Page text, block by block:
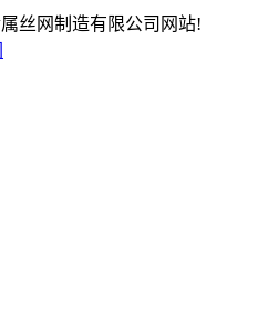
丝网制造有限公司网站!